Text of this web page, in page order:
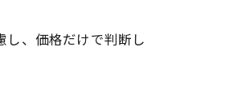
し、価格だけで判断し